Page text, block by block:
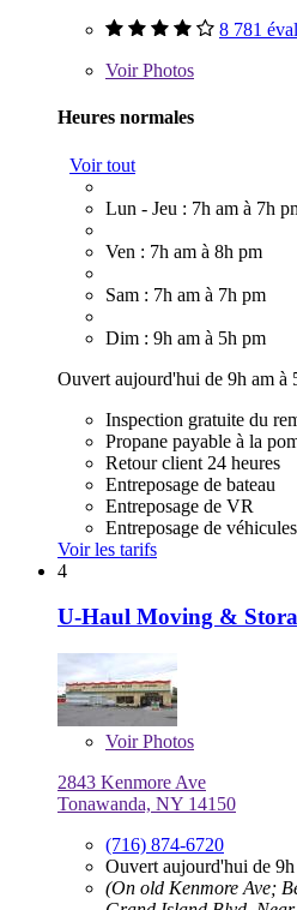
8 781
VoirPhotos
Heures normales
Voir tout
Lun - Jeu : 7h am à 7h
Ven : 7h am à 8h pm
Sam : 7h am à 7h pm
Dim : 9h am à 5h pm
Ouvert aujourd'hui de 9h am à
Inspection gratuite du
Propane payable à la
Retour client 24 heures
Entreposage de bateau
Entreposage de VR
Entreposage de véhicules
Voir les tarifs
4
U-Haul Moving &
VoirPhotos
2843 Kenmore Ave
Tonawanda, NY 14150
(716) 874-6720
Ouvert aujourd'hui de
(On old Kenmore Ave;